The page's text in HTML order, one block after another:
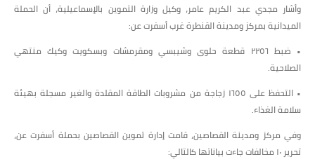
وأشار مجدي عبد الكريم عامر، وكيل وزارة التموين بالإسماعيلية، أن الحملة
الميدانية بمركز ومدينة القنطرة غرب أسفرت عن:
• ضبط ٢٢٥٦ قطعة حلوى وشيبسي ومقرمشات وبسكويت وكيك منتهي
الصلاحية.
• التحفظ على ١٦٥٥ زجاجة من مشروبات الطاقة المقلدة والغير مسجلة بهيئة
سلامة الغذاء.
وفي مركز ومدينة القصاصين، قامت إدارة تموين القصاصين بحملة أسفرت عن،
تحرير ١٠ مخالفات جاءت بياناتها كالتالي: